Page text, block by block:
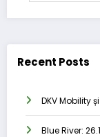
Recent Posts
DKV Mobility
Blue River: